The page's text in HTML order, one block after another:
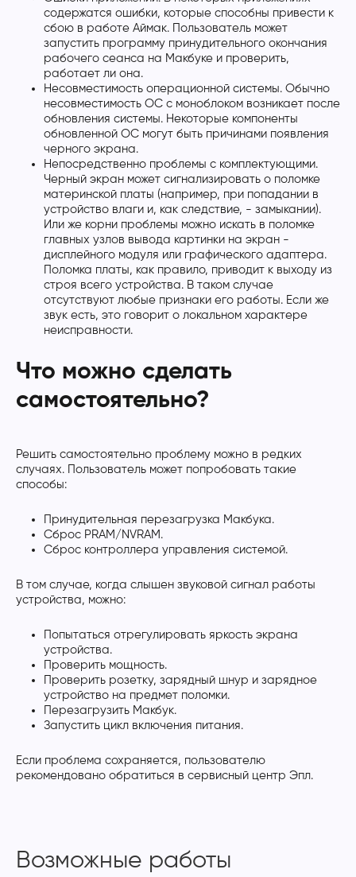
содержатся ошибки, которые способны привести к
сбою в работе Аймак. Пользователь может
запустить программу принудительного окончания
рабочего сеанса на Макбуке и проверить,
работает ли она.
Несовместимость операционной системы. Обычно
несовместимость ОС с моноблоком возникает после
обновления системы. Некоторые компоненты
обновленной ОС могут быть причинами появления
черного экрана.
Непосредственно проблемы с комплектующими.
Черный экран может сигнализировать о поломке
материнской платы (например, при попадании в
устройство влаги и, как следствие, - замыкании).
Или же корни проблемы можно искать в поломке
главных узлов вывода картинки на экран -
дисплейного модуля или графического адаптера.
Поломка платы, как правило, приводит к выходу из
строя всего устройства. В таком случае
отсутствуют любые признаки его работы. Если же
звук есть, это говорит о локальном характере
неисправности.
Что можно сделать
самостоятельно?
Решить самостоятельно проблему можно в редких
случаях. Пользователь может попробовать такие
способы:
Принудительная перезагрузка Макбука.
Сброс PRAM/NVRAM.
Сброс контроллера управления системой.
В том случае, когда слышен звуковой сигнал работы
устройства, можно:
Попытаться отрегулировать яркость экрана
устройства.
Проверить мощность.
Проверить розетку, зарядный шнур и зарядное
устройство на предмет поломки.
Перезагрузить Макбук.
Запустить цикл включения питания.
Если проблема сохраняется, пользователю
рекомендовано обратиться в сервисный центр Эпл.
Возможные работы